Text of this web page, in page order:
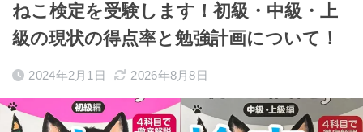
ねこ検定を受験します！初級・中級・上
級の現状の得点率と勉強計画について！
2024年2月1日 2026年8月8日